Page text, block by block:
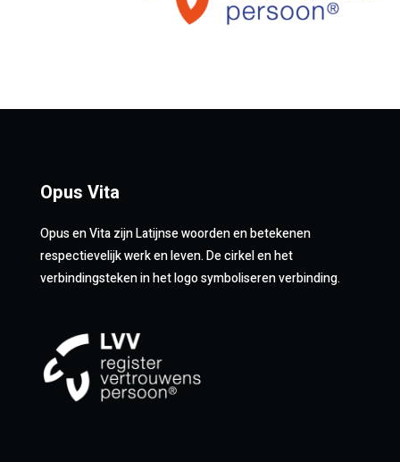
Opus Vita
Opus en Vita zijn Latijnse woorden en betekenen
respectievelijk werk en leven. De cirkel en het
verbindingsteken in het logo symboliseren verbinding.